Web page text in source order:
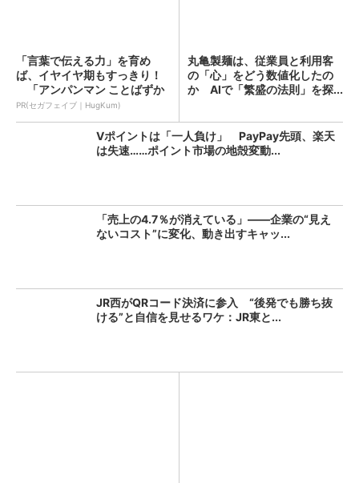
「言葉で伝える力」を育め
ば、イヤイヤ期もすっきり！
「アンパンマン ことばずか
ん...
PR(セガフェイブ｜HugKum)
丸亀製麺は、従業員と利用客
の「心」をどう数値化したの
か AIで「繁盛の法則」を探...
Vポイントは「一人負け」 PayPay先頭、楽天
は失速……ポイント市場の地殻変動...
「売上の4.7％が消えている」――企業の“見え
ないコスト”に変化、動き出すキャッ...
JR西がQRコード決済に参入 “後発でも勝ち抜
ける”と自信を見せるワケ：JR東と...